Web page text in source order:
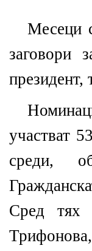
Месеци
заговори
президент,
участват
среди,
Сред тях